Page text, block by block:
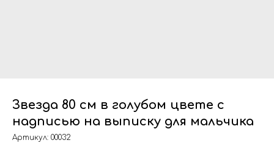
Звезда 80 см в голубом цвете с
надписью на выписку для мальчика
Артикул: 00032